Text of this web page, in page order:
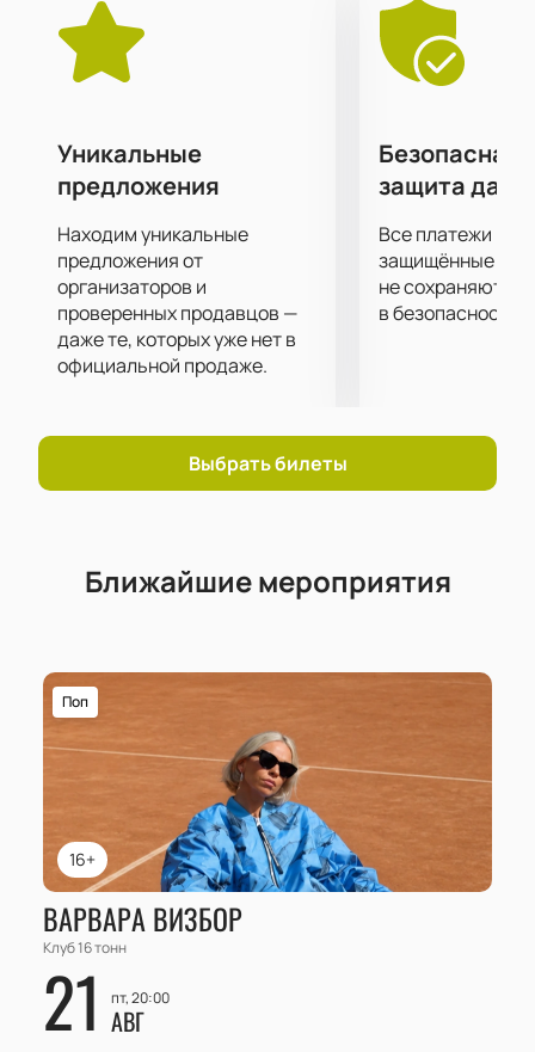
расстоянии от сцены вы находитесь.
Подарите себе невероятные впечатления от
посещения концерта своего любимого
Уникальные
предложения
Находим уникальные
предложения от
организаторов и
проверенных продавцов —
даже те, которых уже нет в
официальной продаже.
Безопасная
защита
Все платежи
защищённые
не сохраняются
в безопасности.
Выбрать билеты
Ближайшие мероприятия
16+
Поп
ВАРВАРА ВИЗБОР
Клуб 16 тонн
21 пт, 20:00
АВГ